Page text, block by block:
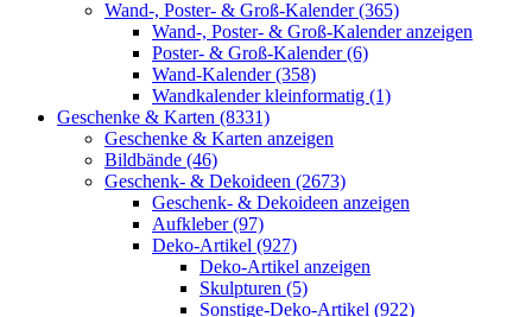
Wand-, Poster- & Groß-Kalender (365)
Wand-, Poster- & Groß-Kalender anzeigen
Poster- & Groß-Kalender (6)
Wand-Kalender (358)
Wandkalender kleinformatig (1)
Geschenke & Karten (8331)
Geschenke & Karten anzeigen
Bildbände (46)
Geschenk- & Dekoideen (2673)
Geschenk- & Dekoideen anzeigen
Aufkleber (97)
Deko-Artikel (927)
Deko-Artikel anzeigen
Skulpturen (5)
Sonstige-Deko-Artikel (922)